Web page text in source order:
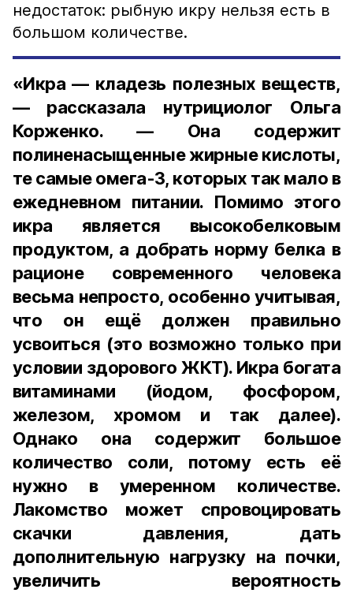
недостаток: рыбную икру нельзя есть в
большом количестве.
«Икра — кладезь полезных веществ,
— рассказала нутрициолог Ольга
Корженко. — Она содержит
полиненасыщенные жирные кислоты,
те самые омега-3, которых так мало в
ежедневном питании. Помимо этого
икра является высокобелковым
продуктом, а добрать норму белка в
рационе современного человека
весьма непросто, особенно учитывая,
что он ещё должен правильно
усвоиться (это возможно только при
условии здорового ЖКТ). Икра богата
витаминами (йодом, фосфором,
железом, хромом и так далее).
Однако она содержит большое
количество соли, потому есть её
нужно в умеренном количестве.
Лакомство может спровоцировать
скачки давления, дать
дополнительную нагрузку на почки,
увеличить вероятность